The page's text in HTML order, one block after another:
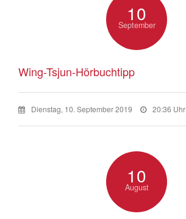
10
September
Wing-Tsjun-Hörbuchtipp
Dienstag, 10. September 2019 20:36 Uhr
10
August